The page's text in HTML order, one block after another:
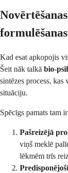
Kad esat apkopojis
Šeit nāk talkā bio-
sintēzes process,
situāciju.
Spēcīgs pamats tam ir
Pašreizējā
viņš meklē
lēkmēm trīs